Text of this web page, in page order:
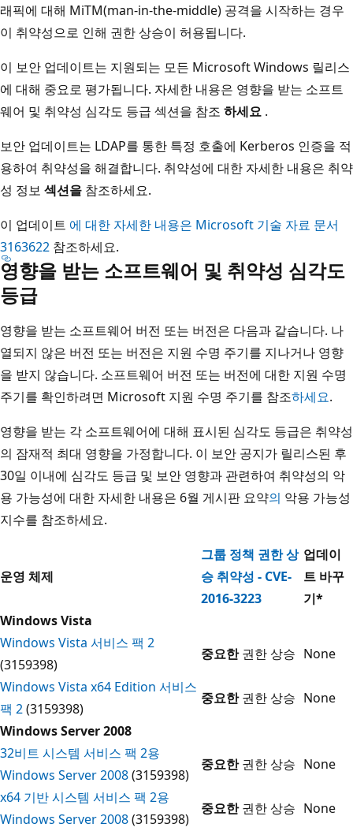
래픽에 대해 MiTM(man-in-the-middle) 공격을 시작하는 경우
이 취약성으로 인해 권한 상승이 허용됩니다.
이 보안 업데이트는 지원되는 모든 Microsoft Windows 릴리스
에 대해 중요로 평가됩니다. 자세한 내용은 영향을 받는 소프트
웨어 및 취약성 심각도 등급 섹션을 참조 하세요 .
보안 업데이트는 LDAP를 통한 특정 호출에 Kerberos 인증을 적
용하여 취약성을 해결합니다. 취약성에 대한 자세한 내용은 취약
성 정보 섹션을 참조하세요.
이 업데이트 에 대한 자세한 내용은 Microsoft 기술 자료 문서
3163622 참조하세요.
영향을 받는 소프트웨어 및 취약성 심각도
등급
영향을 받는 소프트웨어 버전 또는 버전은 다음과 같습니다. 나
열되지 않은 버전 또는 버전은 지원 수명 주기를 지나거나 영향
을 받지 않습니다. 소프트웨어 버전 또는 버전에 대한 지원 수명
주기를 확인하려면 Microsoft 지원 수명 주기를 참조하세요.
영향을 받는 각 소프트웨어에 대해 표시된 심각도 등급은 취약성
의 잠재적 최대 영향을 가정합니다. 이 보안 공지가 릴리스된 후
30일 이내에 심각도 등급 및 보안 영향과 관련하여 취약성의 악
용 가능성에 대한 자세한 내용은 6월 게시판 요약의 악용 가능성
지수를 참조하세요.
운영 체제
그룹 정책 권한 상
승 취약성 - CVE-
2016-3223
업데이
트 바꾸
기*
Windows Vista
Windows Vista 서비스 팩 2
(3159398)
중요한권한 상승 None
Windows Vista x64 Edition 서비스
팩 2(3159398)
중요한권한 상승 None
Windows Server 2008
32비트 시스템 서비스 팩 2용
Windows Server 2008(3159398)
중요한권한 상승 None
x64 기반 시스템 서비스 팩 2용
Windows Server 2008(3159398)
중요한권한 상승 None